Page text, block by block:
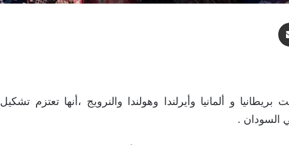
و ألمانيا وأيرلندا وهولندا والنرويج ،أنها تعتزم تشكيل
السودان .